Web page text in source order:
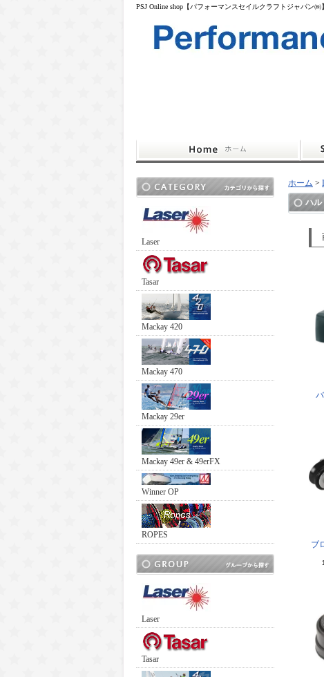
PSJ Online shop【パフォーマンスセイルクラフトジャパン㈱】
Laser
Tasar
Mackay 420
Mackay 470
Mackay 29er
Mackay 49er & 49erFX
Winner OP
ROPES
Laser
Tasar
ホーム >
ハル
ブ